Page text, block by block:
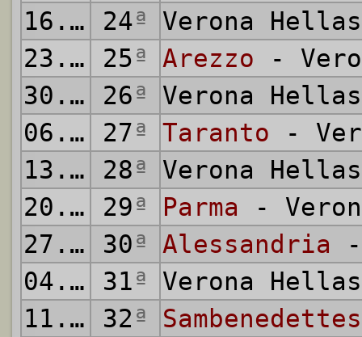
16.03.1975
24ª
Verona
23.03.1975
25ª Arezzo -
30.03.1975
26ª
Verona
06.04.1975
27ª Taranto -
13.04.1975
28ª
Verona
20.04.1975
29ª Parma -
27.04.1975
30ª Alessandria
04.05.1975
31ª
Verona
11.05.1975
32ª